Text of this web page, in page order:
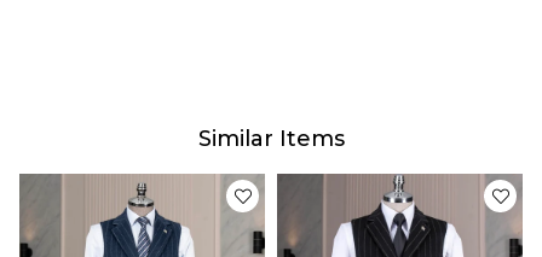
Boy:176 Kilo:66 Kullandığı Beden: S
Teslimat
Similar Items